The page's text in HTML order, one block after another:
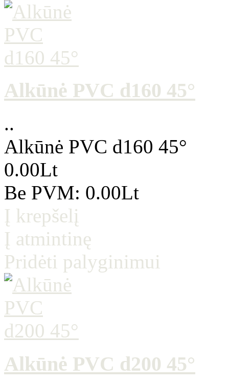
Alkūnė PVC d160 45°
..
Alkūnė PVC d160 45°
0.00Lt
Be PVM: 0.00Lt
Į krepšelį
Į atmintinę
Pridėti palyginimui
Alkūnė PVC d200 45°